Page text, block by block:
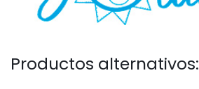
Productos alternativos: